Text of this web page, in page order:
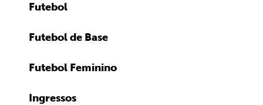
Futebol
Futebol de Base
Futebol Feminino
Ingressos